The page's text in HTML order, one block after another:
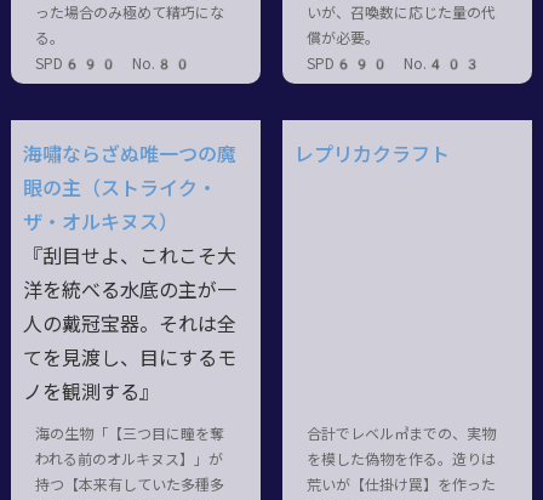
った場合のみ極めて精巧にな
る。
SPD690 No.80
いが、召喚数に応じた量の代
償が必要。
SPD690 No.403
海嘯ならざぬ唯一つの魔
眼の主（ストライク・
ザ・オルキヌス）
『刮目せよ、これこそ大
洋を統べる水底の主が一
人の戴冠宝器。それは全
てを見渡し、目にするモ
ノを観測する』
海の生物「【三つ目に瞳を奪
われる前のオルキヌス】」が
持つ【本来有していた多種多
レプリカクラフト
合計でレベル㎥までの、実物
を模した偽物を作る。造りは
荒いが【仕掛け罠】を作った